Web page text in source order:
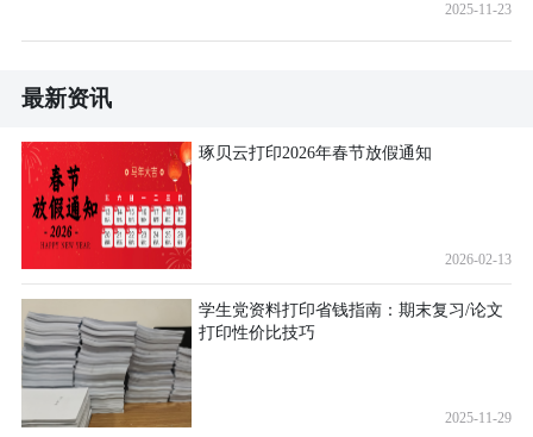
2025-11-23
最新资讯
琢贝云打印2026年春节放假通知
2026-02-13
学生党资料打印省钱指南：期末复习/论文
打印性价比技巧
2025-11-29